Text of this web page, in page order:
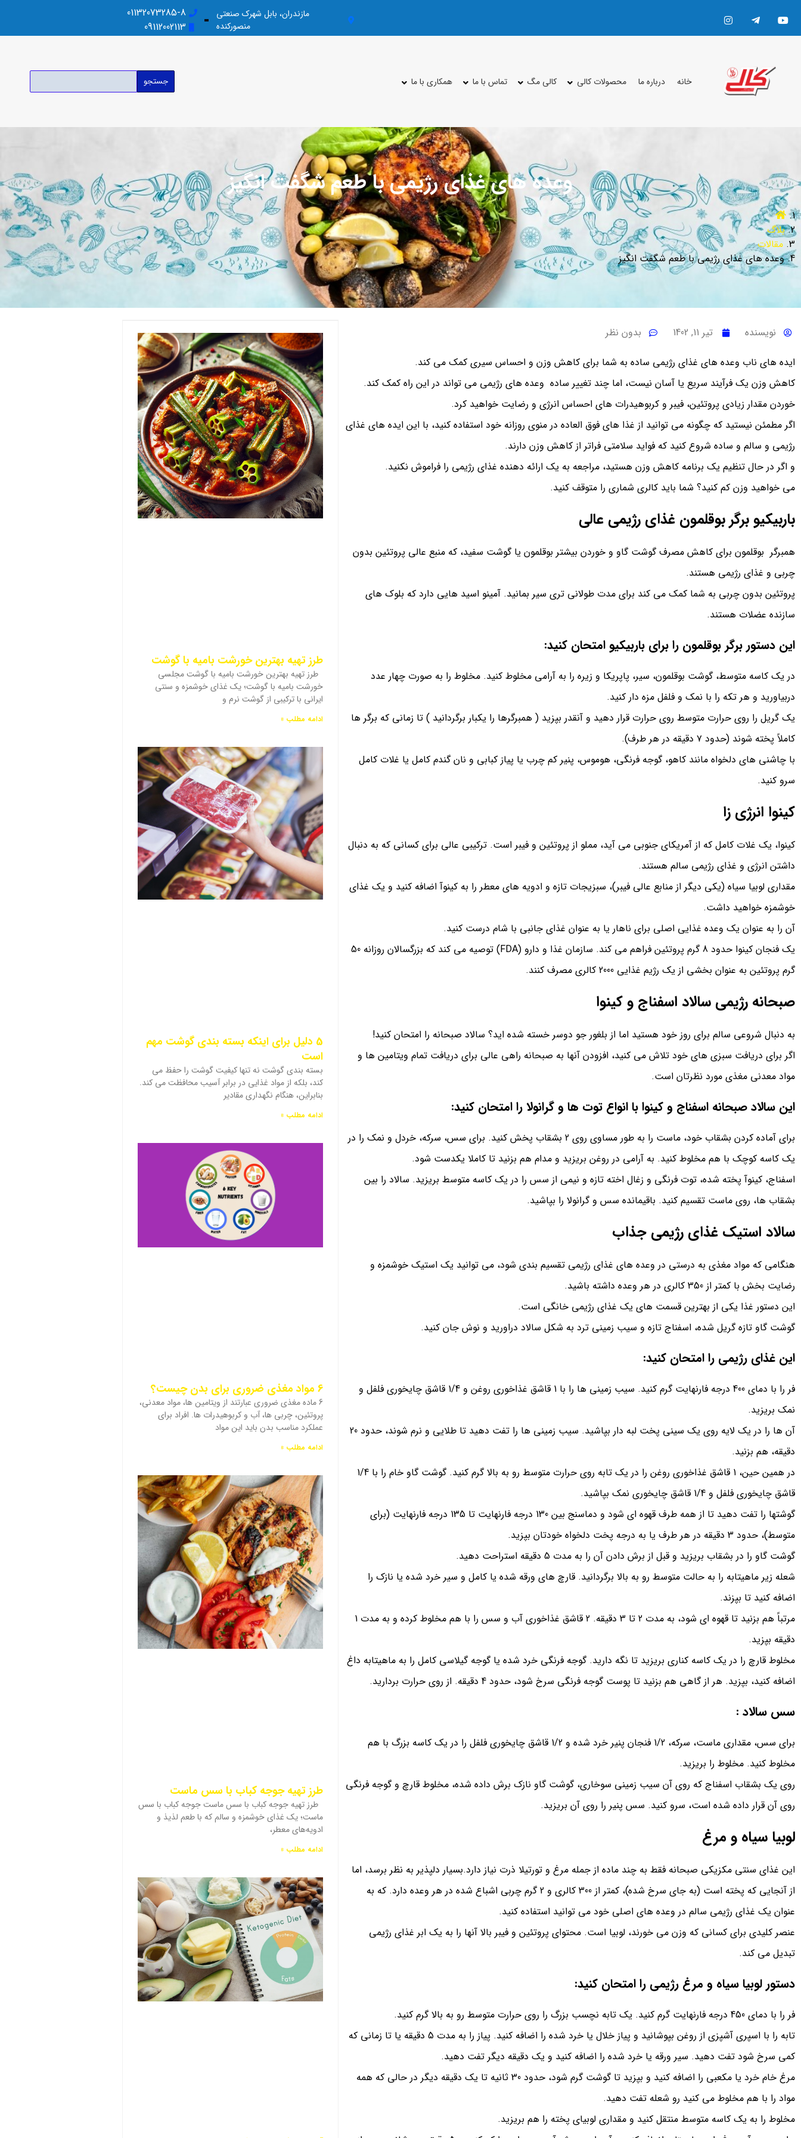
مازندران، بابل شهرک صنعتی
منصورکنده
01132073285-8
09112002113
خانه درباره ما محصولات کالی کالی مگ تماس با ما همکاری با ما جستجو
وعده های غذای رژیمی با طعم شگفت انگیز
بلاگ
مقالات
وعده های غذای رژیمی با طعم شگفت انگیز
نویسنده تیر 11, 1402
بدون نظر
ایده های ناب وعده های غذای رژیمی ساده به شما برای کاهش وزن و احساس سیری کمک می کند.
کاهش وزن یک فرآیند سریع یا آسان نیست، اما چند تغییر ساده وعده های رژیمی می تواند در این راه کمک کند.
خوردن مقدار زیادی پروتئین، فیبر و کربوهیدرات های احساس انرژی و رضایت خواهید کرد.
اگر مطمئن نیستید که چگونه می‌ توانید از غذا های فوق‌ العاده در منوی روزانه خود استفاده کنید، با این ایده‌ های غذای
رژیمی و سالم و ساده شروع کنید که فواید سلامتی فراتر از کاهش وزن دارند.
و اگر در حال تنظیم یک برنامه کاهش وزن هستید، مراجعه به یک ارائه دهنده غذای رژیمی را فراموش نکنید.
می خواهید وزن کم کنید؟ شما باید کالری شماری را متوقف کنید.
باربیکیو برگر بوقلمون غذای رژیمی عالی
همبرگر بوقلمون برای کاهش مصرف گوشت گاو و خوردن بیشتر بوقلمون یا گوشت سفید، که منبع عالی پروتئین بدون
چربی و غذای رژیمی هستند.
پروتئین بدون چربی به شما کمک می کند برای مدت طولانی تری سیر بمانید. آمینو اسید هایی دارد که بلوک های
سازنده عضلات هستند.
این دستور برگر بوقلمون را برای باربیکیو امتحان کنید:
در یک کاسه متوسط، گوشت بوقلمون، سیر، پاپریکا و زیره را به آرامی مخلوط کنید. مخلوط را به صورت چهار عدد
دربیاورید و هر تکه را با نمک و فلفل مزه دار کنید.
یک گریل را روی حرارت متوسط ​​روی حرارت قرار دهید و آنقدر بپزید ( همبرگرها را یکبار برگردانید ) تا زمانی که برگر ها
کاملاً پخته شوند (حدود ۷ دقیقه در هر طرف).
با چاشنی های دلخواه مانند کاهو، گوجه فرنگی، هوموس، پنیر کم چرب یا پیاز کبابی و نان گندم کامل یا غلات کامل
سرو کنید.
کینوا انرژی زا
کینوا، یک غلات کامل که از آمریکای جنوبی می آید، مملو از پروتئین و فیبر است. ترکیبی عالی برای کسانی که به دنبال
داشتن انرژی و غذای رژیمی سالم هستند.
مقداری لوبیا سیاه (یکی دیگر از منابع عالی فیبر)، سبزیجات تازه و ادویه‌ های معطر را به کینوآ اضافه کنید و یک غذای
خوشمزه خواهید داشت.
آن را به عنوان یک وعده غذایی اصلی برای ناهار یا به عنوان غذای جانبی با شام درست کنید.
یک فنجان کینوا حدود 8 گرم پروتئین فراهم می کند. سازمان غذا و دارو (FDA) توصیه می کند که بزرگسالان روزانه 50
گرم پروتئین به عنوان بخشی از یک رژیم غذایی 2000 کالری مصرف کنند.
صبحانه رژیمی سالاد اسفناج و کینوا
به دنبال شروعی سالم برای روز خود هستید اما از بلغور جو دوسر خسته شده اید؟ سالاد صبحانه را امتحان کنید!
اگر برای دریافت سبزی های خود تلاش می کنید، افزودن آنها به صبحانه راهی عالی برای دریافت تمام ویتامین ها و
مواد معدنی مغذی مورد نظرتان است.
این سالاد صبحانه اسفناج و کینوا با انواع توت ها و گرانولا را امتحان کنید:
برای آماده کردن بشقاب خود، ماست را به طور مساوی روی 2 بشقاب پخش کنید. برای سس، سرکه، خردل و نمک را در
یک کاسه کوچک با هم مخلوط کنید. به آرامی در روغن بریزید و مدام هم بزنید تا کاملا یکدست شود.
اسفناج، کینوآ پخته شده، توت فرنگی و زغال اخته تازه و نیمی از سس را در یک کاسه متوسط ​​بریزید. سالاد را بین
بشقاب ها، روی ماست تقسیم کنید. باقیمانده سس و گرانولا را بپاشید.
سالاد استیک غذای رژیمی جذاب
هنگامی که مواد مغذی به درستی در وعده های غذای رژیمی تقسیم بندی شود، می توانید یک استیک خوشمزه و
رضایت بخش با کمتر از 350 کالری در هر وعده داشته باشید.
این دستور غذا یکی از بهترین قسمت های یک غذای رژیمی خانگی است.
گوشت گاو تازه گریل شده، اسفناج تازه و سیب زمینی ترد به شکل سالاد دراورید و نوش جان کنید.
این غذای رژیمی را امتحان کنید:
فر را با دمای 400 درجه فارنهایت گرم کنید. سیب زمینی ها را با 1 قاشق غذاخوری روغن و 1/4 قاشق چایخوری فلفل و
نمک بریزید.
آن ها را در یک لایه روی یک سینی پخت لبه دار بپاشید. سیب زمینی ها را تفت دهید تا طلایی و نرم شوند، حدود 20
دقیقه، هم بزنید.
در همین حین، 1 قاشق غذاخوری روغن را در یک تابه روی حرارت متوسط ​​رو به بالا گرم کنید. گوشت گاو خام را با 1/4
قاشق چایخوری فلفل و 1/4 قاشق چایخوری نمک بپاشید.
گوشتها را تفت دهید تا از همه طرف قهوه ای شود و دماسنج بین 130 درجه فارنهایت تا 135 درجه فارنهایت (برای
متوسط)، حدود 3 دقیقه در هر طرف یا به درجه پخت دلخواه خودتان بپزید.
گوشت گاو را در بشقاب بریزید و قبل از برش دادن آن را به مدت 5 دقیقه استراحت دهید.
شعله زیر ماهیتابه را به حالت متوسط ​​رو به بالا برگردانید. قارچ های ورقه شده یا کامل و سیر خرد شده یا نازک را
اضافه کنید تا بپزند.
مرتباً هم بزنید تا قهوه ای شود، به مدت 2 تا 3 دقیقه. 2 قاشق غذاخوری آب و سس را با هم مخلوط کرده و به مدت 1
دقیقه بپزید.
مخلوط قارچ را در یک کاسه کناری بریزید تا نگه دارید. گوجه فرنگی خرد شده یا گوجه گیلاسی کامل را به ماهیتابه داغ
اضافه کنید، بپزید. هر از گاهی هم بزنید تا پوست گوجه فرنگی سرخ شود، حدود 4 دقیقه. از روی حرارت بردارید.
سس سالاد :
برای سس، مقداری ماست، سرکه، 1/2 فنجان پنیر خرد شده و 1/2 قاشق چایخوری فلفل را در یک کاسه بزرگ با هم
مخلوط کنید. مخلوط را بریزید.
روی یک بشقاب اسفناج که روی آن سیب زمینی سوخاری، گوشت گاو نازک برش داده شده، مخلوط قارچ و گوجه فرنگی
روی آن قرار داده شده است، سرو کنید. سس پنیر را روی آن بریزید.
لوبیا سیاه و مرغ
این غذای سنتی مکزیکی صبحانه فقط به چند ماده از جمله مرغ و تورتیلا ذرت نیاز دارد.بسیار دلپذیر به نظر برسد، اما
از آنجایی که پخته است (به جای سرخ شده)، کمتر از 300 کالری و 2 گرم چربی اشباع شده در هر وعده دارد. که به
عنوان یک غذای رژیمی سالم در وعده های اصلی خود می توانید استفاده کنید.
عنصر کلیدی برای کسانی که وزن می خورند، لوبیا است. محتوای پروتئین و فیبر بالا آنها را به یک ابر غذای رژیمی
تبدیل می کند.
دستور لوبیا سیاه و مرغ رژیمی را امتحان کنید:
فر را با دمای 450 درجه فارنهایت گرم کنید. یک تابه نچسب بزرگ را روی حرارت متوسط ​​رو به بالا گرم کنید.
تابه را با اسپری آشپزی از روغن بپوشانید و پیاز خلال یا خرد شده را اضافه کنید. پیاز را به مدت 5 دقیقه یا تا زمانی که
کمی سرخ شود تفت دهید. سیر ورقه یا خرد شده را اضافه کنید و یک دقیقه دیگر تفت دهید.
مرغ خام خرد یا مکعبی را اضافه کنید و بپزید تا گوشت گرم شود، حدود 30 ثانیه تا یک دقیقه دیگر در حالی که همه
مواد را با هم مخلوط می کنید رو شعله تفت دهید.
مخلوط را به یک کاسه متوسط ​​منتقل کنید و مقداری لوبیای پخته را هم بریزید.
طرز تهیه بهترین خورشت بامیه با گوشت
طرز تهیه بهترین خورشت بامیه با گوشت مجلسی
خورشت بامیه با گوشت؛ یک غذای خوشمزه و سنتی
ایرانی با ترکیبی از گوشت نرم و
ادامه مطلب »
5 دلیل برای اینکه بسته بندی گوشت مهم
است
بسته بندی گوشت نه تنها کیفیت گوشت را حفظ می
کند، بلکه از مواد غذایی در برابر آسیب محافظت می کند.
بنابراین، هنگام نگهداری مقادیر
ادامه مطلب »
6 مواد مغذی ضروری برای بدن چیست؟
6 ماده مغذی ضروری عبارتند از ویتامین ها، مواد معدنی،
پروتئین، چربی ها، آب و کربوهیدرات ها. افراد برای
عملکرد مناسب بدن باید این مواد
ادامه مطلب »
طرز تهیه جوجه کباب با سس ماست
طرز تهیه جوجه کباب با سس ماست جوجه کباب با سس
ماست؛ یک غذای خوشمزه و سالم که با طعم لذیذ و
ادویه‌های معطر،
ادامه مطلب »